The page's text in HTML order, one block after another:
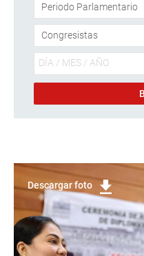
Descargar foto